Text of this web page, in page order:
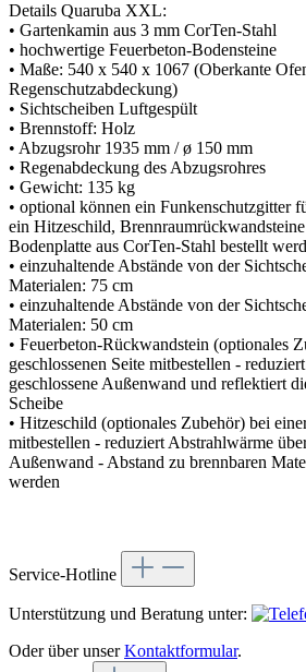
Details Quaruba XXL:
• Gartenkamin aus 3 mm CorTen-Stahl
• hochwertige Feuerbeton-Bodensteine
• Maße: 540 x 540 x 1067 (Oberkante
Regenschutzabdeckung)
• Sichtscheiben Luftgespült
• Brennstoff: Holz
• Abzugsrohr 1935 mm / ø 150 mm
• Regenabdeckung des Abzugsrohres
• Gewicht: 135 kg
• optional können ein Funkenschutzgitter
ein Hitzeschild,
Bodenplatte aus CorTen-Stahl bestellt
• einzuhaltende Abstände von der
Materialen: 75 cm
• einzuhaltende Abstände von der
Materialen: 50 cm
• Feuerbeton-Rückwandstein (optionales
geschlossenen Seite mitbestellen -
geschlossene Außenwand und reflektiert
Scheibe
• Hitzeschild (optionales Zubehör) bei
mitbestellen - reduziert Abstrahlwärme
Außenwand - Abstand zu brennbaren
werden
Service-Hotline
Unterstützung und Beratung unter:
Oder über unserKontaktformular.